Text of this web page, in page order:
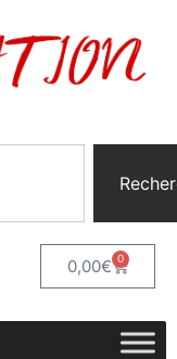
0,00€ 0